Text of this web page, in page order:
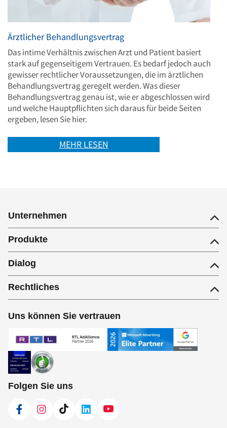
Ärztlicher Behandlungsvertrag
Das intime Verhältnis zwischen Arzt und Patient basiert
stark auf gegenseitigem Vertrauen. Es bedarf jedoch auch
gewisser rechtlicher Voraussetzungen, die im ärztlichen
Behandlungsvertrag geregelt werden. Was dieser
Behandlungsvertrag genau ist, wie er abgeschlossen wird
und welche Hauptpflichten sich daraus für beide Seiten
ergeben, lesen Sie hier.
MEHR LESEN
Unternehmen
Produkte
Dialog
Rechtliches
Uns können Sie vertrauen
Folgen Sie uns